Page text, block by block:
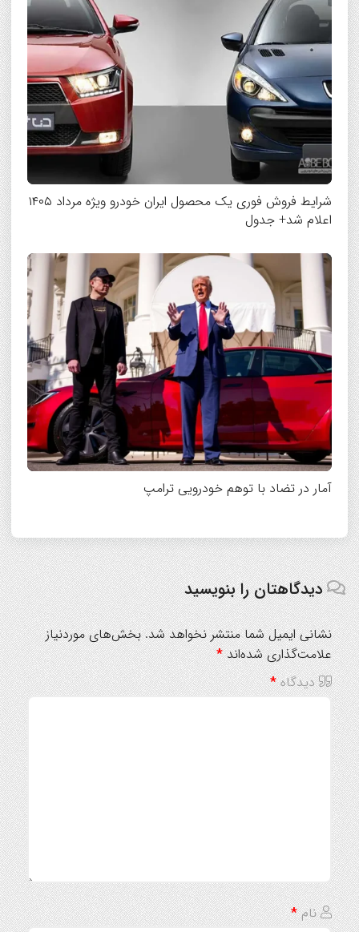
شرایط فروش فوری یک محصول ایران خودرو ویژه مرداد ۱۴۰۵
اعلام شد+ جدول
آمار در تضاد با توهم خودرویی ترامپ
دیدگاهتان را بنویسید
نشانی ایمیل شما منتشر نخواهد شد. بخش‌های موردنیاز
علامت‌گذاری شده‌اند*
دیدگاه*
نام*